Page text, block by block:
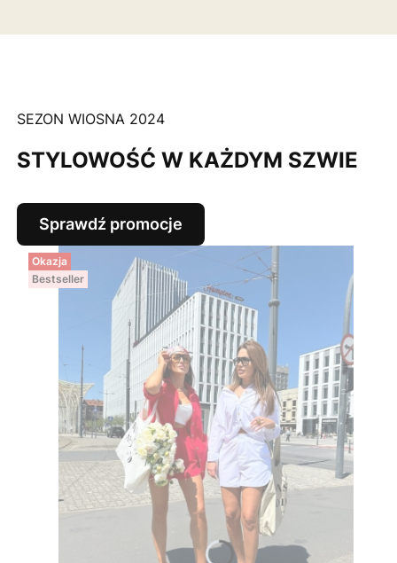
SEZON WIOSNA 2024
STYLOWOŚĆ W KAŻDYM SZWIE
Sprawdź promocje
Okazja
Bestseller